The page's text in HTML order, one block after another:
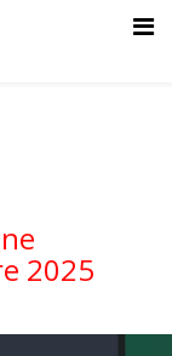
2025